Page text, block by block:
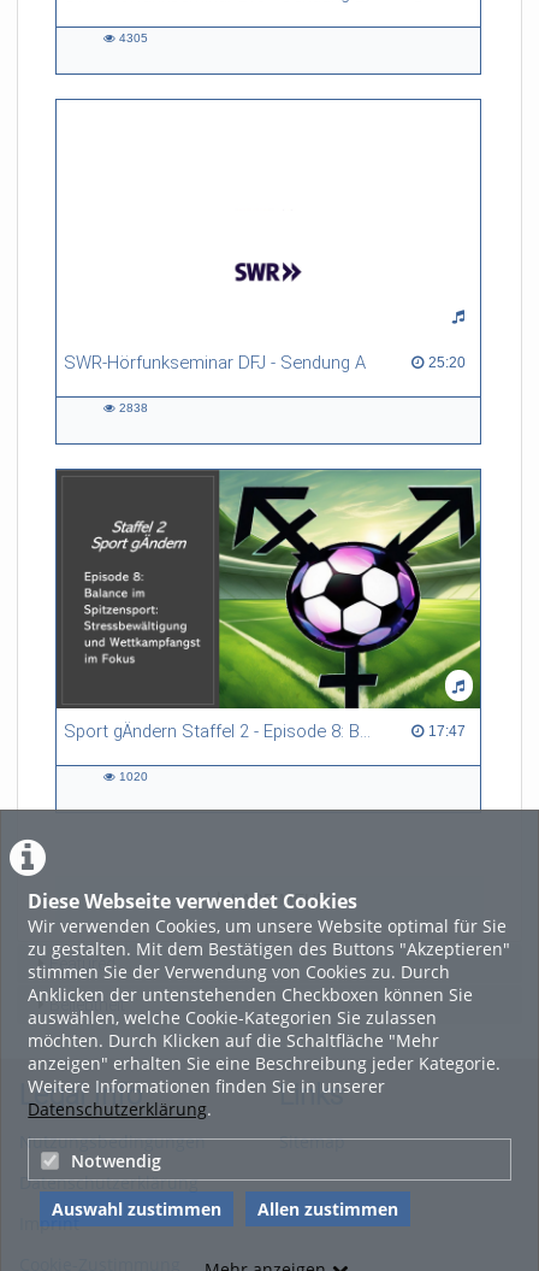
Diese Webseite verwendet Cookies
Wir verwenden Cookies, um unsere Website optimal für Sie
zu gestalten. Mit dem Bestätigen des Buttons "Akzeptieren"
stimmen Sie der Verwendung von Cookies zu. Durch
Anklicken der untenstehenden Checkboxen können Sie
auswählen, welche Cookie-Kategorien Sie zulassen
möchten. Durch Klicken auf die Schaltfläche "Mehr
anzeigen" erhalten Sie eine Beschreibung jeder Kategorie.
Weitere Informationen finden Sie in unserer
Datenschutzerklärung.
Notwendig
Auswahl zustimmen Allen zustimmen
4305
SWR-Hörfunkseminar DFJ - Sendung A 25:20
25:20 duration
2838
Sport gÄndern Staffel 2 - Episode 8: Balance im Spitzensport: Stressbewältigung und Wettkampfangst im Fokus 17:47
17:47 duration
1020
LADE MEHR
Featured
Beliebtheit
Legal Info
Nutzungsbedingungen
Datenschutzerklärung
Imprint
Links
Sitemap